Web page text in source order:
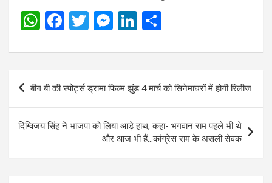
W
at
s
A
p
p
F
ce
b
o
o
k
T
tt
M
se
n
g
er
Li
ke
dI
n
ar
e
Post
navigation
बीग बी की स्पोर्ट्स ड्रामा फिल्म झुंड 4 मार्च को सिनेमाघरों में होगी रिलीज
दिग्विजय सिंह ने भाजपा को लिया आड़े हाथ, कहा- भगवान राम पहले भी थे
और आज भी हैं…कांग्रेस राम के असली सेवक